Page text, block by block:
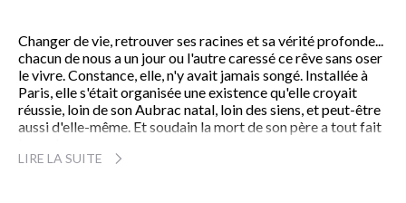
Changer de vie, retrouver ses racines et sa vérité profonde...
chacun de nous a un jour ou l'autre caressé ce rêve sans oser
le vivre. Constance, elle, n'y avait jamais songé. Installée à
Paris, elle s'était organisée une existence qu'elle croyait
réussie, loin de son Aubrac natal, loin des siens, et peut-être
aussi d'elle-même. Et soudain la mort de son père a tout fait
De retour dans le village familial, les parfums, les émotions,
LIRE LA SUITE